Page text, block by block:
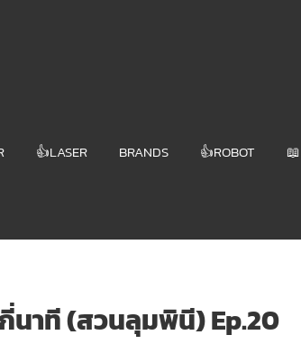
👍LASER BRANDS 👍ROBOT
นาที (สวนลุมพินี) Ep.20